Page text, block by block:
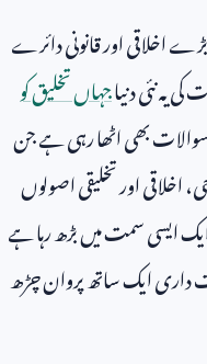
اخلاقی اور قانونی دائرے
یہ نئی دنیاجہاں تخلیق کو
سوالات بھی اٹھا رہی ہے جن
اور تخلیقی اصولوں
سمت میں بڑھ رہا ہے
داری ایک ساتھ پروان چڑھ